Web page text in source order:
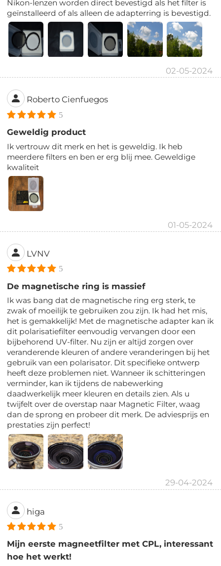
Nikon-lenzen worden direct bevestigd als het filter is
geïnstalleerd of als alleen de adapterring is bevestigd.
02-05-2024
Roberto Cienfuegos
5
Geweldig product
Ik vertrouw dit merk en het is geweldig. Ik heb
meerdere filters en ben er erg blij mee. Geweldige
kwaliteit
01-05-2024
LVNV
5
De magnetische ring is massief
Ik was bang dat de magnetische ring erg sterk, te
zwak of moeilijk te gebruiken zou zijn. Ik had het mis,
het is gemakkelijk! Met de magnetische adapter kan ik
dit polarisatiefilter eenvoudig vervangen door een
bijbehorend UV-filter. Nu zijn er altijd zorgen over
veranderende kleuren of andere veranderingen bij het
gebruik van een polarisator. Dit specifieke ontwerp
heeft deze problemen niet. Wanneer ik schitteringen
verminder, kan ik tijdens de nabewerking
daadwerkelijk meer kleuren en details zien. Als u
twijfelt over de overstap naar Magnetic Filter, waag
dan de sprong en probeer dit merk. De adviesprijs en
prestaties zijn perfect!
29-04-2024
higa
5
Mijn eerste magneetfilter met CPL, interessant
hoe het werkt!